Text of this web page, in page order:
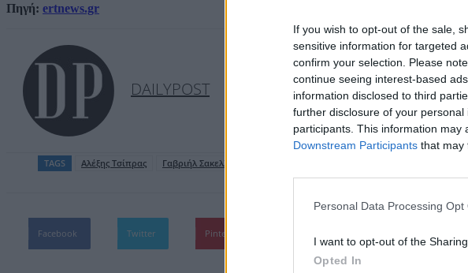
If you wish to opt-out of the sale,
sensitive information for targeted
confirm your selection. Please
continue seeing interest-based
information disclosed to third
further disclosure of your personal
participants. This information may
Downstream Participants that may
Personal Data Processing Opt
I want to opt-out of the
Opted In
Πηγή: ertnews.gr
DAILYPOST
TAGS Αλέξης Τσίπρας Γαβριήλ Σακελλαρίδης
Facebook Twitter Pinterest